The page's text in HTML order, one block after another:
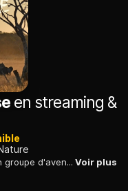
en streaming &
Le zoologiste Steve Bolnick emmène un groupe d'aventuriers à pied dans une réserve du Zimbabwe, à la rencontre d'une faune spectaculaire. Voir plus